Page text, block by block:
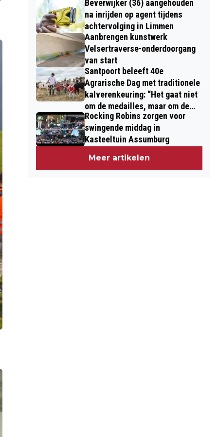
Beverwijker (36) aangehouden
na inrijden op agent tijdens
achtervolging in Limmen
Aanbrengen kunstwerk
Velsertraverse-onderdoorgang
van start
Santpoort beleeft 40e
Agrarische Dag met traditionele
kalverenkeuring: “Het gaat niet
om de medailles, maar om de
kinderen”
Rocking Robins zorgen voor
swingende middag in
Kasteeltuin Assumburg
Meer artikelen